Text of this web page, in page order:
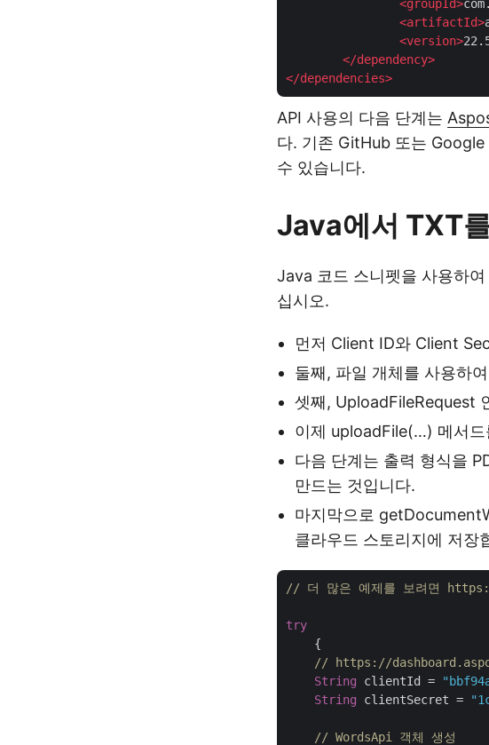
<groupId>
<artifactId>
<version>
</dependency>
</dependencies>
API 사용의 다음 단계는
다. 기존 GitHub 또는
수 있습니다.
Java에서 TXT
Java 코드 스니펫을 사용하
십시오.
먼저 Client ID와 Client
둘째, 파일 개체를 사용하
셋째, UploadFileRequest
이제 uploadFile(…) 메서드
다음 단계는 출력 형식을
만드는 것입니다.
마지막으로
클라우드 스토리지에 저장
// 더 많은 예제를 보려면
try
    {
// https://
String clientId =
String clientSecret =
// WordsApi 객체 생성